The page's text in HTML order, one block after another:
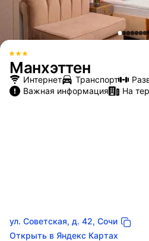
Манхэттен
ул. Советская, д. 42, Сочи
Открыть в Яндекс Картах
Интернет Транспорт
Важная информация
На